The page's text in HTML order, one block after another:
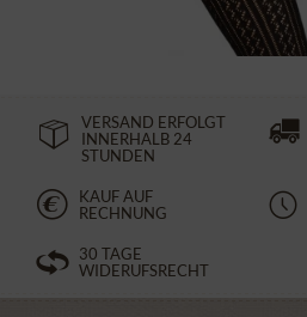
14,90 €
VERSAND ERFOLGT
INNERHALB 24
STUNDEN
KAUF AUF
RECHNUNG
30 TAGE
WIDERUFSRECHT